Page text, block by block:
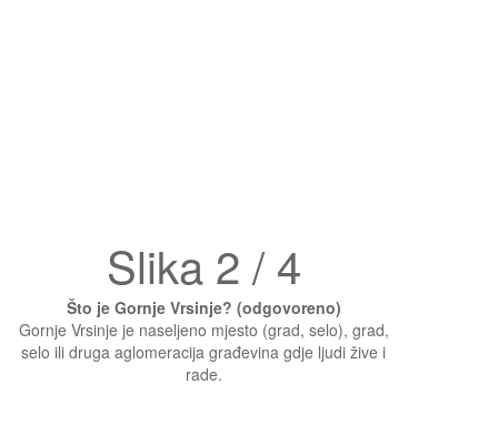
Slika 2 / 4
Što je Gornje Vrsinje? (odgovoreno)
Gornje Vrsinje je naseljeno mjesto (grad, selo), grad,
selo ili druga aglomeracija građevina gdje ljudi žive i
rade.